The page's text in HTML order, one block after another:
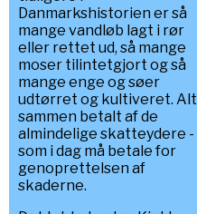
Danmarkshistorien er så
mange vandløb lagt i rør
eller rettet ud, så mange
moser tilintetgjort og så
mange enge og søer
udtørret og kultiveret. Alt
sammen betalt af de
almindelige skatteydere -
som i dag må betale for
genoprettelsen af
skaderne.